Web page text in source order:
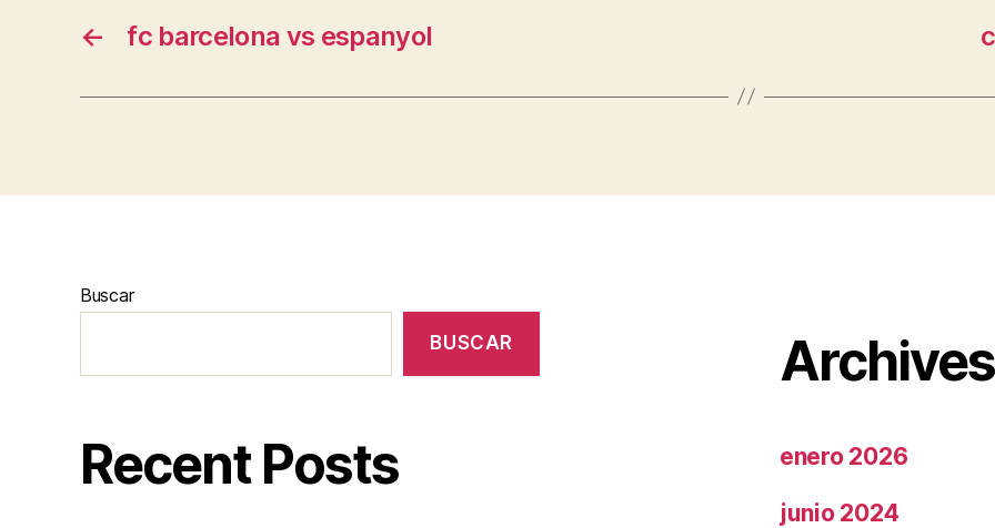
← fc barcelona vs espanyol
Buscar
BUSCAR
Recent Posts
Archives
enero 2026
junio 2024